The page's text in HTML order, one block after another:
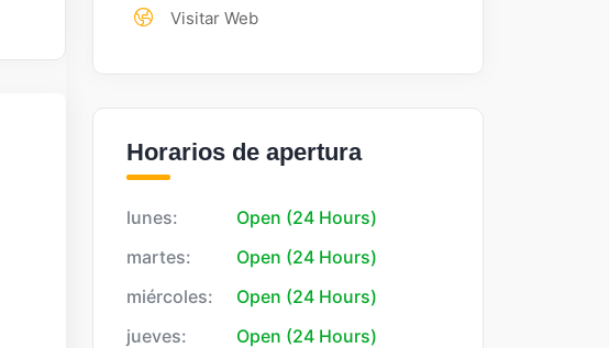
Visitar Web
Horarios de apertura
lunes:
Open (24 Hours)
martes:
Open (24 Hours)
miércoles:
Open (24 Hours)
jueves:
Open (24 Hours)